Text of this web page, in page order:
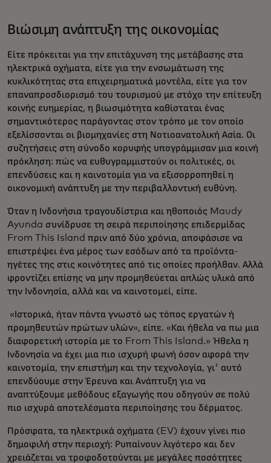
Βιώσιμη ανάπτυξη της οικονομίας
Είτε πρόκειται για την επιτάχυνση της μετάβασης στα
ηλεκτρικά οχήματα, είτε για την ενσωμάτωση της
κυκλικότητας στα επιχειρηματικά μοντέλα, είτε για τον
επαναπροσδιορισμό του τουρισμού με στόχο την επίτευξη
κοινής ευημερίας, η βιωσιμότητα καθίσταται ένας
σημαντικότερος παράγοντας στον τρόπο με τον οποίο
εξελίσσονται οι βιομηχανίες στη Νοτιοανατολική Ασία. Οι
συζητήσεις στη σύνοδο κορυφής υπογράμμισαν μια κοινή
πρόκληση: πώς να ευθυγραμμιστούν οι πολιτικές, οι
επενδύσεις και η καινοτομία για να εξισορροπηθεί η
οικονομική ανάπτυξη με την περιβαλλοντική ευθύνη.
Όταν η Ινδονήσια τραγουδίστρια και ηθοποιός Maudy
Ayunda συνίδρυσε τη σειρά περιποίησης επιδερμίδας
From This Island πριν από δύο χρόνια, αποφάσισε να
επιστρέψει ένα μέρος των εσόδων από τα προϊόντα-
ηγέτες της στις κοινότητες από τις οποίες προήλθαν. Αλλά
φροντίζει επίσης να μην προμηθεύεται απλώς υλικά από
την Ινδονησία, αλλά και να καινοτομεί, είπε.
«Ιστορικά, ήταν πάντα γνωστό ως τόπος εργατών ή
προμηθευτών πρώτων υλών», είπε. «Και ήθελα να πω μια
διαφορετική ιστορία με το From This Island.» Ήθελα η
Ινδονησία να έχει μια πιο ισχυρή φωνή όσον αφορά την
καινοτομία, την επιστήμη και την τεχνολογία, γι' αυτό
επενδύουμε στην Έρευνα και Ανάπτυξη για να
αναπτύξουμε μεθόδους εξαγωγής που οδηγούν σε πολύ
πιο ισχυρά αποτελέσματα περιποίησης του δέρματος.
Πρόσφατα, τα ηλεκτρικά οχήματα (EV) έχουν γίνει πιο
δημοφιλή στην περιοχή: Ρυπαίνουν λιγότερο και δεν
χρειάζεται να τροφοδοτούνται με μεγάλες ποσότητες